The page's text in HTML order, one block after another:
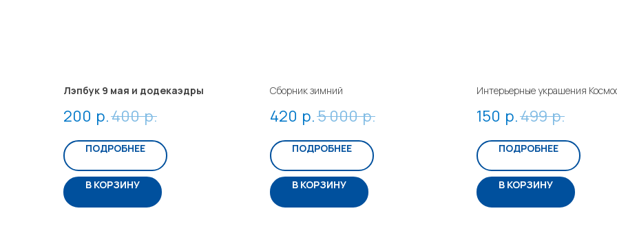
Лэпбук 9 мая и додекаэдры
200 р.400 р.
ПОДРОБНЕЕ
В КОРЗИНУ
Сборник зимний
420 р.5 000 р.
ПОДРОБНЕЕ
В КОРЗИНУ
Интерьерные украшения
150 р.499 р.
ПОДРОБНЕЕ
В КОРЗИНУ